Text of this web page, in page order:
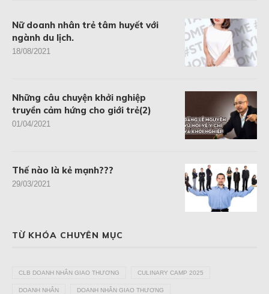
Nữ doanh nhân trẻ tâm huyết với
ngành du lịch.
18/08/2021
Những câu chuyện khởi nghiệp
truyền cảm hứng cho giới trẻ(2)
01/04/2021
Thế nào là kẻ mạnh???
29/03/2021
TỪ KHÓA CHUYÊN MỤC
CLB DOANH NHÂN GIAO THƯƠNG CULINARY CAMP 2025
DOANH NHÂN DOANH NHÂN GIAO THƯƠNG